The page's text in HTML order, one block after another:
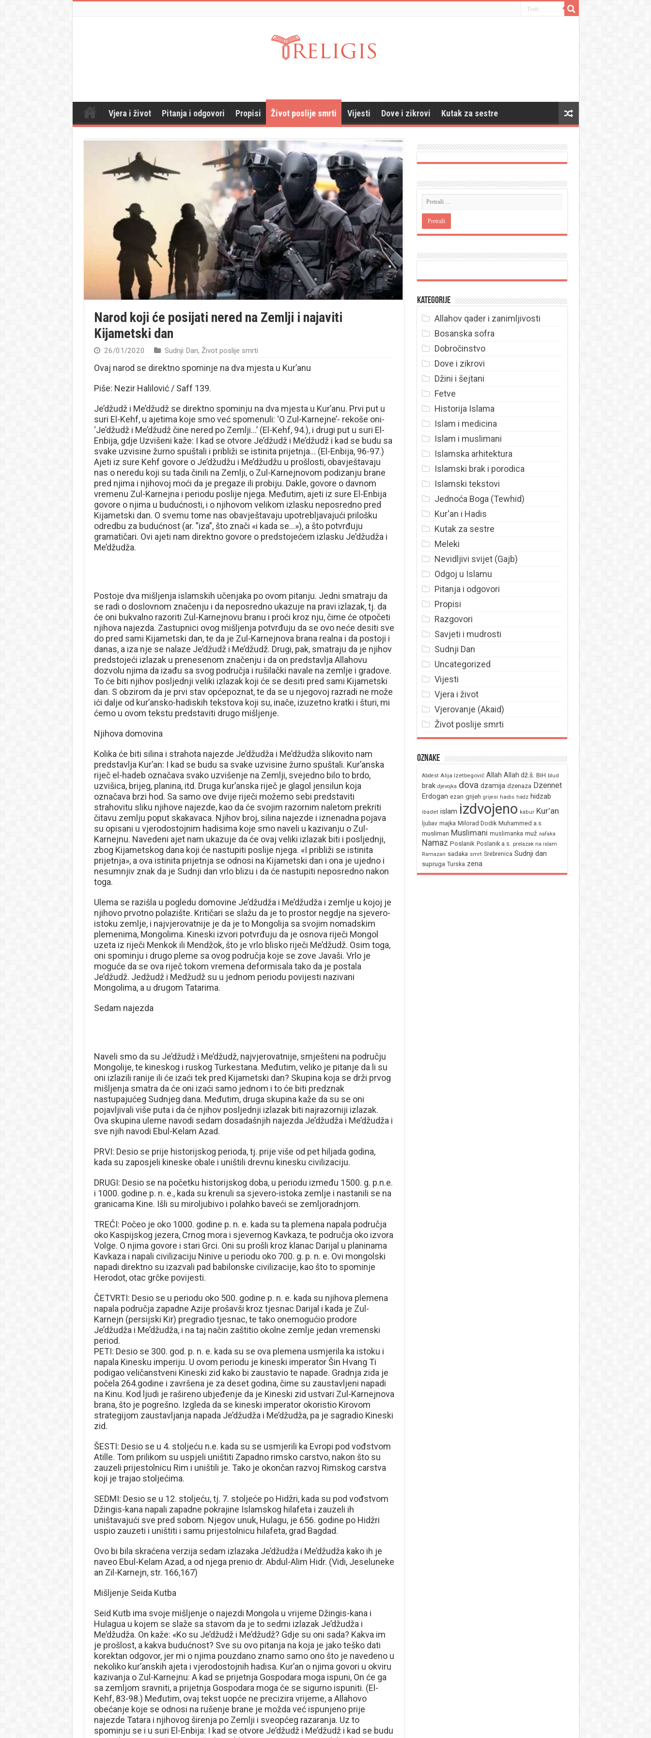
Vjera i život Pitanja i odgovori Propisi Život poslije smrti Vijesti Dove i zikrovi Kutak za sestre
Narod koji će posijati nered na Zemlji i najaviti
Kijametski dan
26/01/2020 Sudnji Dan, Život poslije smrti
Ovaj narod se direktno spominje na dva mjesta u Kur’anu
Piše: Nezir Halilović / Saff 139.
Je’džudž i Me’džudž se direktno spominju na dva mjesta u Kur’anu. Prvi put u
suri El-Kehf, u ajetima koje smo već spomenuli: ‘O Zul-Karnejne’- rekoše oni-
‘Je’džudž i Me’džudž čine nered po Zemlji…’ (El-Kehf, 94.), i drugi put u suri El-
Enbija, gdje Uzvišeni kaže: I kad se otvore Je’džudž i Me’džudž i kad se budu sa
svake uzvisine žurno spuštali i približi se istinita prijetnja… (El-Enbija, 96-97.)
Ajeti iz sure Kehf govore o Je’džudžu i Me’džudžu u prošlosti, obavještavaju
nas o neredu koji su tada činili na Zemlji, o Zul-Karnejnovom podizanju brane
pred njima i njihovoj moći da je pregaze ili probiju. Dakle, govore o davnom
vremenu Zul-Karnejna i periodu poslije njega. Međutim, ajeti iz sure El-Enbija
govore o njima u budućnosti, i o njihovom velikom izlasku neposredno pred
Kijametski dan. O svemu tome nas obavještavaju upotrebljavajući prilošku
odredbu za budućnost (ar. ”iza”, što znači «i kada se…»), a što potvrđuju
gramatičari. Ovi ajeti nam direktno govore o predstojećem izlasku Je’džudža i
Me’džudža.
Postoje dva mišljenja islamskih učenjaka po ovom pitanju. Jedni smatraju da
se radi o doslovnom značenju i da neposredno ukazuje na pravi izlazak, tj. da
će oni bukvalno razoriti Zul-Karnejnovu branu i proći kroz nju, čime će otpočeti
njihova najezda. Zastupnici ovog mišljenja potvrđuju da se ovo neće desiti sve
do pred sami Kijametski dan, te da je Zul-Karnejnova brana realna i da postoji i
danas, a iza nje se nalaze Je’džudž i Me’džudž. Drugi, pak, smatraju da je njihov
predstojeći izlazak u prenesenom značenju i da on predstavlja Allahovu
dozvolu njima da izađu sa svog područja i rušilački navale na zemlje i gradove.
To će biti njihov posljednji veliki izlazak koji će se desiti pred sami Kijametski
dan. S obzirom da je prvi stav općepoznat, te da se u njegovoj razradi ne može
ići dalje od kur’ansko-hadiskih tekstova koji su, inače, izuzetno kratki i šturi, mi
ćemo u ovom tekstu predstaviti drugo mišljenje.
Njihova domovina
Kolika će biti silina i strahota najezde Je’džudža i Me’džudža slikovito nam
predstavlja Kur’an: I kad se budu sa svake uzvisine žurno spuštali. Kur’anska
riječ el-hadeb označava svako uzvišenje na Zemlji, svejedno bilo to brdo,
uzvišica, brijeg, planina, itd. Druga kur’anska riječ je glagol jensilun koja
označava brzi hod. Sa samo ove dvije riječi možemo sebi predstaviti
strahovitu sliku njihove najezde, kao da će svojim razornim naletom prekriti
čitavu zemlju poput skakavaca. Njihov broj, silina najezde i iznenadna pojava
su opisani u vjerodostojnim hadisima koje smo naveli u kazivanju o Zul-
Karnejnu. Navedeni ajet nam ukazuje da će ovaj veliki izlazak biti i posljednji,
zbog Kijametskog dana koji će nastupiti poslije njega. «I približi se istinita
prijetnja», a ova istinita prijetnja se odnosi na Kijametski dan i ona je ujedno i
nesumnjiv znak da je Sudnji dan vrlo blizu i da će nastupiti neposredno nakon
toga.
Ulema se razišla u pogledu domovine Je’džudža i Me’džudža i zemlje u kojoj je
njihovo prvotno polazište. Kritičari se slažu da je to prostor negdje na sjevero-
istoku zemlje, i najvjerovatnije je da je to Mongolija sa svojim nomadskim
plemenima, Mongolima. Kineski izvori potvrđuju da je osnova riječi Mongol
uzeta iz riječi Menkok ili Mendžok, što je vrlo blisko riječi Me’džudž. Osim toga,
oni spominju i drugo pleme sa ovog područja koje se zove Javaši. Vrlo je
moguće da se ova riječ tokom vremena deformisala tako da je postala
Je’džudž. Jedžudž i Medžudž su u jednom periodu povijesti nazivani
Mongolima, a u drugom Tatarima.
Sedam najezda
Naveli smo da su Je’džudž i Me’džudž, najvjerovatnije, smješteni na području
Mongolije, te kineskog i ruskog Turkestana. Međutim, veliko je pitanje da li su
oni izlazili ranije ili će izaći tek pred Kijametski dan? Skupina koja se drži prvog
mišljenja smatra da će oni izaći samo jednom i to će biti predznak
nastupajućeg Sudnjeg dana. Međutim, druga skupina kaže da su se oni
pojavljivali više puta i da će njihov posljednji izlazak biti najrazorniji izlazak.
Ova skupina uleme navodi sedam dosadašnjih najezda Je’džudža i Me’džudža i
sve njih navodi Ebul-Kelam Azad.
PRVI: Desio se prije historijskog perioda, tj. prije više od pet hiljada godina,
kada su zaposjeli kineske obale i uništili drevnu kinesku civilizaciju.
DRUGI: Desio se na početku historijskog doba, u periodu između 1500. g. p.n.e.
i 1000. godine p. n. e., kada su krenuli sa sjevero-istoka zemlje i nastanili se na
granicama Kine. Išli su miroljubivo i polahko baveći se zemljoradnjom.
TREĆI: Počeo je oko 1000. godine p. n. e. kada su ta plemena napala područja
oko Kaspijskog jezera, Crnog mora i sjevernog Kavkaza, te područja oko izvora
Volge. O njima govore i stari Grci. Oni su prošli kroz klanac Darijal u planinama
Kavkaza i napali civilizaciju Ninive u periodu oko 700. g. p. n. e. Ovi mongolski
napadi direktno su izazvali pad babilonske civilizacije, kao što to spominje
Herodot, otac grčke povijesti.
ČETVRTI: Desio se u periodu oko 500. godine p. n. e. kada su njihova plemena
napala područja zapadne Azije prošavši kroz tjesnac Darijal i kada je Zul-
Karnejn (persijski Kir) pregradio tjesnac, te tako onemogućio prodore
Je’džudža i Me’džudža, i na taj način zaštitio okolne zemlje jedan vremenski
period.
PETI: Desio se 300. god. p. n. e. kada su se ova plemena usmjerila ka istoku i
napala Kinesku imperiju. U ovom periodu je kineski imperator Šin Hvang Ti
podigao veličanstveni Kineski zid kako bi zaustavio te napade. Gradnja zida je
počela 264.godine i završena je za deset godina, čime su zaustavljeni napadi
na Kinu. Kod ljudi je rašireno ubjeđenje da je Kineski zid ustvari Zul-Karnejnova
brana, što je pogrešno. Izgleda da se kineski imperator okoristio Kirovom
strategijom zaustavljanja napada Je’džudža i Me’džudža, pa je sagradio Kineski
zid.
ŠESTI: Desio se u 4. stoljeću n.e. kada su se usmjerili ka Evropi pod vođstvom
Atille. Tom prilikom su uspjeli uništiti Zapadno rimsko carstvo, nakon što su
zauzeli prijestolnicu Rim i uništili je. Tako je okončan razvoj Rimskog carstva
koji je trajao stoljećima.
SEDMI: Desio se u 12. stoljeću, tj. 7. stoljeće po Hidžri, kada su pod vođstvom
Džingis-kana napali zapadne pokrajine Islamskog hilafeta i zauzeli ih
uništavajući sve pred sobom. Njegov unuk, Hulagu, je 656. godine po Hidžri
uspio zauzeti i uništiti i samu prijestolnicu hilafeta, grad Bagdad.
Ovo bi bila skraćena verzija sedam izlazaka Je’džudža i Me’džudža kako ih je
naveo Ebul-Kelam Azad, a od njega prenio dr. Abdul-Alim Hidr. (Vidi, Jeseluneke
an Zil-Karnejn, str. 166,167)
Mišljenje Seida Kutba
Seid Kutb ima svoje mišljenje o najezdi Mongola u vrijeme Džingis-kana i
Hulagua u kojem se slaže sa stavom da je to sedmi izlazak Je’džudža i
Me’džudža. On kaže: «Ko su Je’džudž i Me’džudž? Gdje su oni sada? Kakva im
je prošlost, a kakva budućnost? Sve su ovo pitanja na koja je jako teško dati
korektan odgovor, jer mi o njima pouzdano znamo samo ono što je navedeno u
nekoliko kur’anskih ajeta i vjerodostojnih hadisa. Kur’an o njima govori u okviru
kazivanja o Zul-Karnejnu: A kad se prijetnja Gospodara moga ispuni, On će ga
sa zemljom sravniti, a prijetnja Gospodara moga će se sigurno ispuniti. (El-
Kehf, 83-98.) Međutim, ovaj tekst uopće ne precizira vrijeme, a Allahovo
obećanje koje se odnosi na rušenje brane je možda već ispunjeno prije
najezde Tatara i njihovog širenja po Zemlji i sveopćeg razaranja. Uz to
spominju se i u suri El-Enbija: I kad se otvore Je’džudž i Me’džudž i kad se budu
Kategorije
Allahov qader i zanimljivosti
Bosanska sofra
Dobročinstvo
Dove i zikrovi
Džini i šejtani
Fetve
Historija Islama
Islam i medicina
Islam i muslimani
Islamska arhitektura
Islamski brak i porodica
Islamski tekstovi
Jednoća Boga (Tewhid)
Kur'an i Hadis
Kutak za sestre
Meleki
Nevidljivi svijet (Gajb)
Odgoj u Islamu
Pitanja i odgovori
Propisi
Razgovori
Savjeti i mudrosti
Sudnji Dan
Uncategorized
Vijesti
Vjera i život
Vjerovanje (Akaid)
Život poslije smrti
Oznake
Abdest Alija Izetbegović Allah Allah dž.š. BiH blud
brak djevojka dova dzamija dzenaza Dzennet
Erdogan ezan grijeh grijesi hadis hadz hidzab
ibadet islam izdvojeno kabur Kur'an
ljubav majka Milorad Dodik Muhammed a.s.
musliman Muslimani muslimanka muž nafaka
Namaz Poslanik Poslanik a.s. prelazak na islam
Ramazan sadaka smrt Srebrenica Sudnji dan
supruga Turska zena